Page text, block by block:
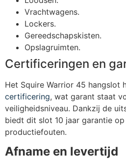
Vrachtwagens.
Lockers.
Gereedschapskisten.
Opslagruimten.
Certificeringen en
Het Squire Warrior 45 hangslot
certificering, wat garant staat
veiligheidsniveau. Dankzij de
biedt dit slot 10 jaar garantie
productiefouten.
Afname en levertijd